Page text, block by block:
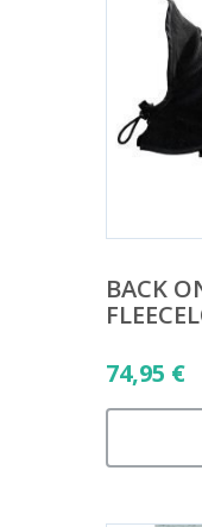
BACK
74,95 €